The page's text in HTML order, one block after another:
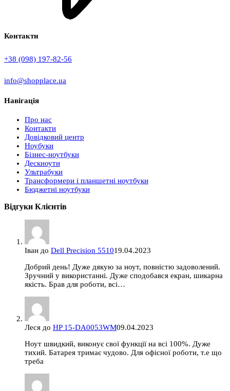
Контакти
+38 (098) 197-82-56
info@shopplace.ua
Навігація
Про нас
Контакти
Довідковий центр
Ноубуки
Бізнес-ноутбуки
Дескноути
Ультрабуки
Трансформери і планшетні ноутбуки
Бюджетні ноутбуки
Відгуки Клієнтів
Іван до Dell Precision 551019.04.2023
Добрий день! Дуже дякую за ноут, повністю задоволений.
Зручний у використанні. Дуже сподобався екран, шикарна
якість. Брав для роботи, всі…
Леся до HP 15-DA0053WM09.04.2023
Ноут швидкий, виконує свої функції на всі 100%. Дуже
тихий. Батарея тримає чудово. Для офісної роботи, т.е що
треба